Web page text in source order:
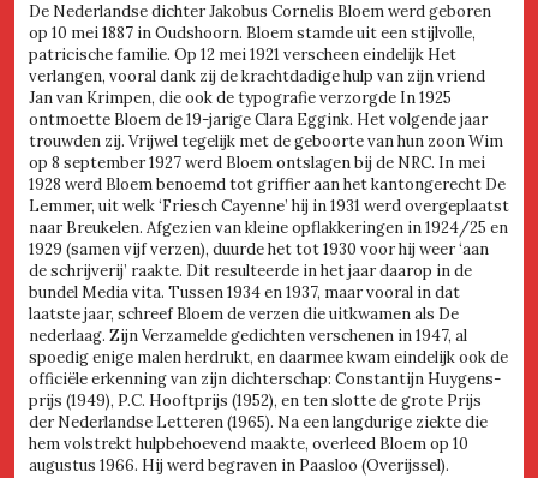
De Nederlandse dichter Jakobus Cornelis Bloem werd geboren
op 10 mei 1887 in Oudshoorn. Bloem stamde uit een stijlvolle,
patricische familie. Op 12 mei 1921 verscheen eindelijk Het
verlangen, vooral dank zij de krachtdadige hulp van zijn vriend
Jan van Krimpen, die ook de typografie verzorgde In 1925
ontmoette Bloem de 19-jarige Clara Eggink. Het volgende jaar
trouwden zij. Vrijwel tegelijk met de geboorte van hun zoon Wim
op 8 september 1927 werd Bloem ontslagen bij de NRC. In mei
1928 werd Bloem benoemd tot griffier aan het kantongerecht De
Lemmer, uit welk ‘Friesch Cayenne’ hij in 1931 werd overgeplaatst
naar Breukelen. Afgezien van kleine opflakkeringen in 1924/25 en
1929 (samen vijf verzen), duurde het tot 1930 voor hij weer ‘aan
de schrijverij’ raakte. Dit resulteerde in het jaar daarop in de
bundel Media vita. Tussen 1934 en 1937, maar vooral in dat
laatste jaar, schreef Bloem de verzen die uitkwamen als De
nederlaag. Zijn Verzamelde gedichten verschenen in 1947, al
spoedig enige malen herdrukt, en daarmee kwam eindelijk ook de
officiële erkenning van zijn dichterschap: Constantijn Huygens-
prijs (1949), P.C. Hooftprijs (1952), en ten slotte de grote Prijs
der Nederlandse Letteren (1965). Na een langdurige ziekte die
hem volstrekt hulpbehoevend maakte, overleed Bloem op 10
augustus 1966. Hij werd begraven in Paasloo (Overijssel).